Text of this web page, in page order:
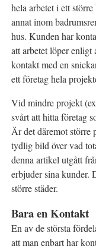
hela arbetet i ett
annat inom
hus. Kunden har
att arbetet löper
kontakt med en
ett företag hela
Vid mindre projekt
svårt att hitta företag
Är det däremot större
tydlig bild över vad
denna artikel utgått
erbjuder sina kunder.
större städer.
Bara en Kontakt
En av de största
att man enbart har